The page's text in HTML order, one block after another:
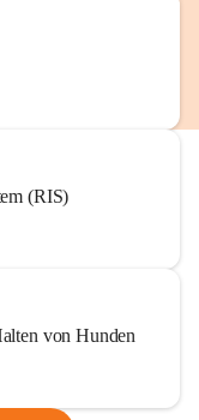
(RIS)
von Hunden